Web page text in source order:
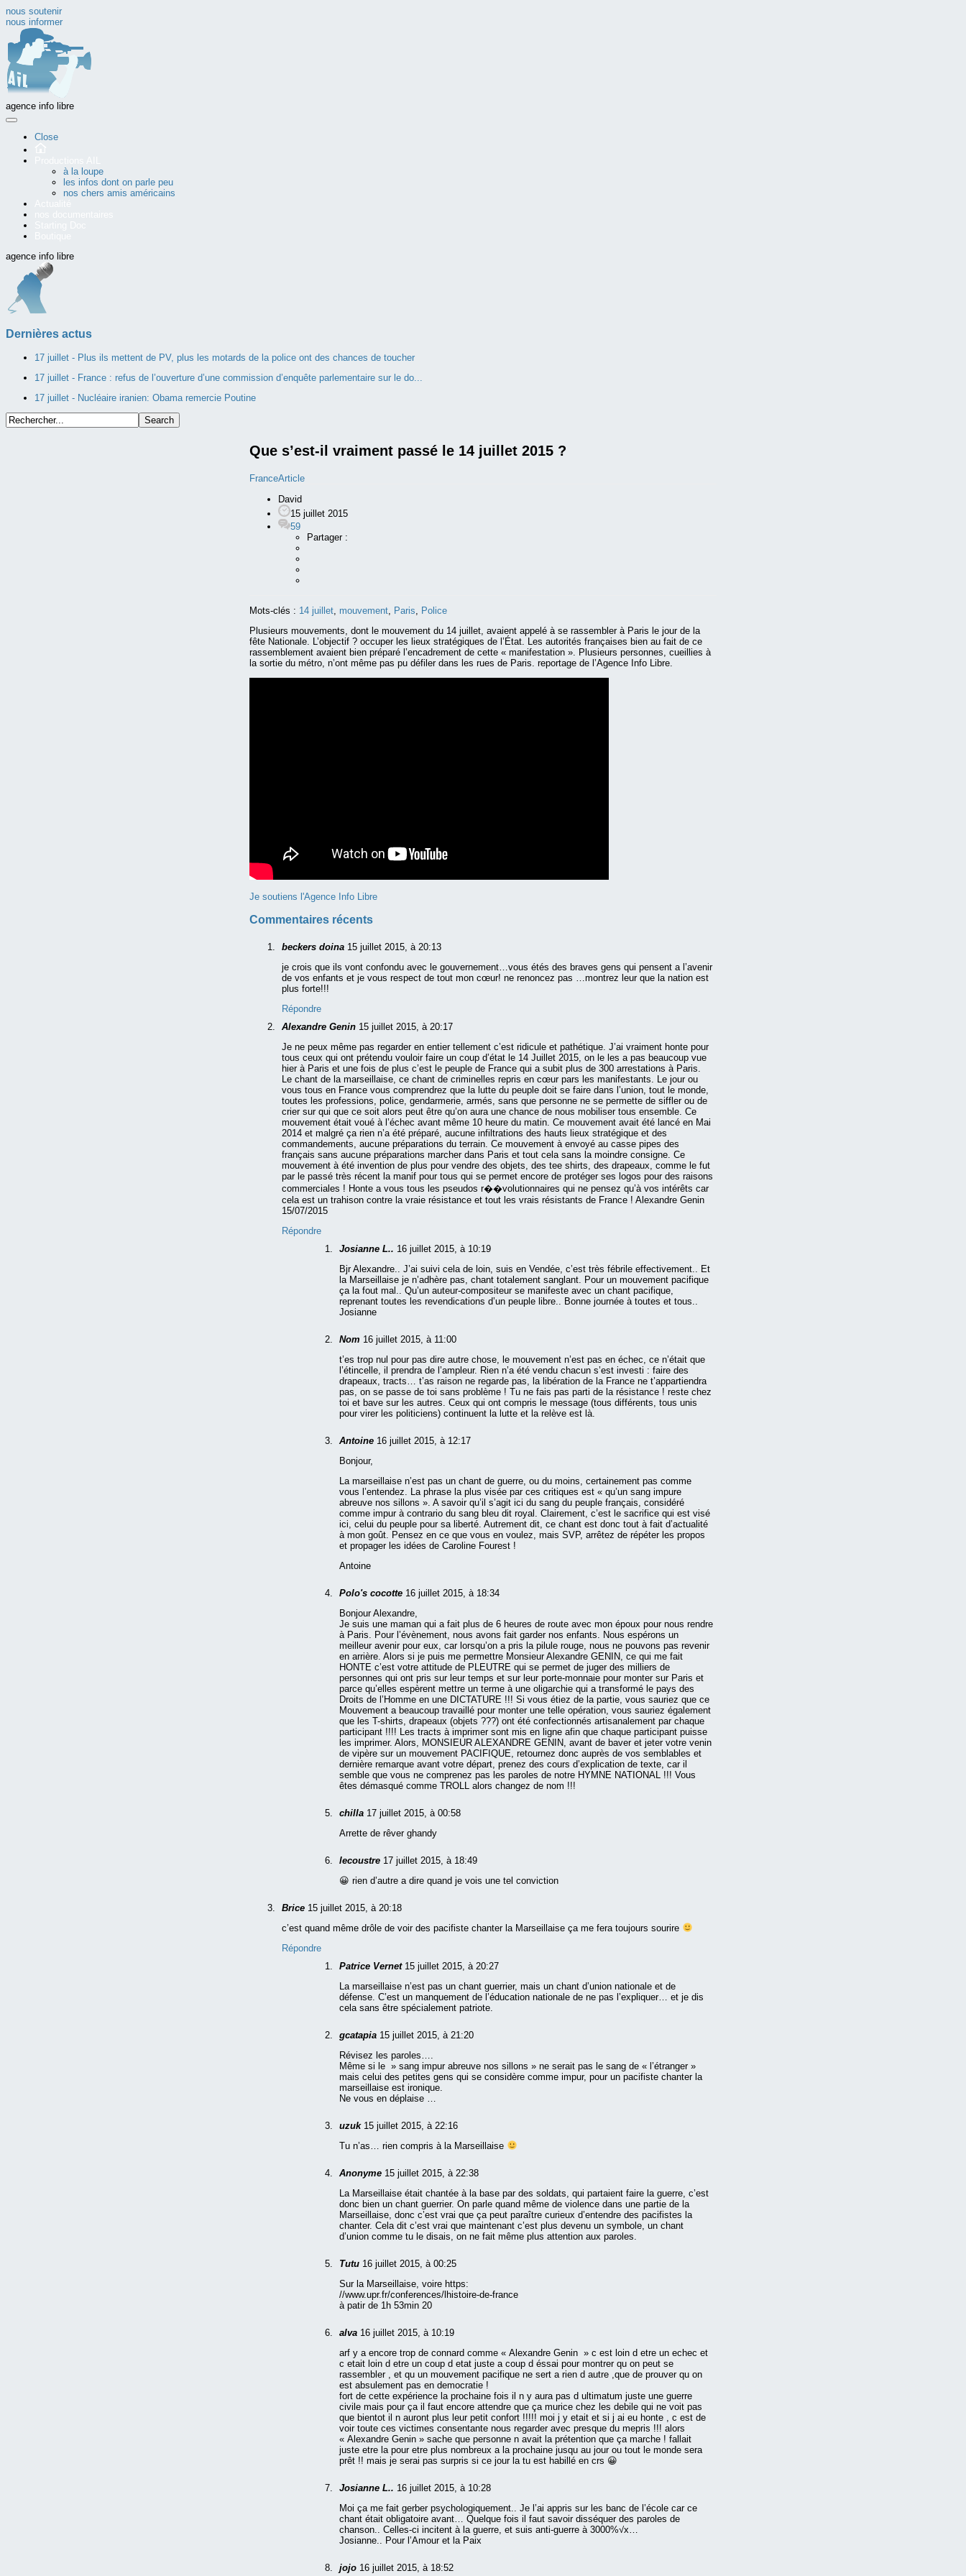
nous soutenir
nous informer
agence info libre
Close
à la loupe
les infos dont on parle peu
nos chers amis américains
agence info libre
Dernières actus
17 juillet - Plus ils mettent de PV, plus les motards de la police ont des chances de toucher
17 juillet - France : refus de l’ouverture d’une commission d’enquête parlementaire sur le do...
17 juillet - Nucléaire iranien: Obama remercie Poutine
Que s’est-il vraiment passé le 14 juillet 2015 ?
FranceArticle
David
15 juillet 2015
59
Partager :
Mots-clés : 14 juillet, mouvement, Paris, Police
Plusieurs mouvements, dont le mouvement du 14 juillet, avaient appelé à se rassembler à Paris le jour de la
fête Nationale. L’objectif ? occuper les lieux stratégiques de l’État. Les autorités françaises bien au fait de ce
rassemblement avaient bien préparé l’encadrement de cette « manifestation ». Plusieurs personnes, cueillies à
la sortie du métro, n’ont même pas pu défiler dans les rues de Paris. reportage de l’Agence Info Libre.
Je soutiens l'Agence Info Libre
Commentaires récents
beckers doina 15 juillet 2015, à 20:13
je crois que ils vont confondu avec le gouvernement…vous étés des braves gens qui pensent a l’avenir
de vos enfants et je vous respect de tout mon cœur! ne renoncez pas …montrez leur que la nation est
plus forte!!!
Répondre
Alexandre Genin 15 juillet 2015, à 20:17
Je ne peux même pas regarder en entier tellement c’est ridicule et pathétique. J’ai vraiment honte pour
tous ceux qui ont prétendu vouloir faire un coup d’état le 14 Juillet 2015, on le les a pas beaucoup vue
hier à Paris et une fois de plus c’est le peuple de France qui a subit plus de 300 arrestations à Paris.
Le chant de la marseillaise, ce chant de criminelles repris en cœur pars les manifestants. Le jour ou
vous tous en France vous comprendrez que la lutte du peuple doit se faire dans l’union, tout le monde,
toutes les professions, police, gendarmerie, armés, sans que personne ne se permette de siffler ou de
crier sur qui que ce soit alors peut être qu’on aura une chance de nous mobiliser tous ensemble. Ce
mouvement était voué à l’échec avant même 10 heure du matin. Ce mouvement avait été lancé en Mai
2014 et malgré ça rien n’a été préparé, aucune infiltrations des hauts lieux stratégique et des
commandements, aucune préparations du terrain. Ce mouvement à envoyé au casse pipes des
français sans aucune préparations marcher dans Paris et tout cela sans la moindre consigne. Ce
mouvement à été invention de plus pour vendre des objets, des tee shirts, des drapeaux, comme le fut
par le passé très récent la manif pour tous qui se permet encore de protéger ses logos pour des raisons
commerciales ! Honte a vous tous les pseudos r��volutionnaires qui ne pensez qu’à vos intérêts car
cela est un trahison contre la vraie résistance et tout les vrais résistants de France ! Alexandre Genin
15/07/2015
Répondre
Josianne L.. 16 juillet 2015, à 10:19
Bjr Alexandre.. J’ai suivi cela de loin, suis en Vendée, c’est très fébrile effectivement.. Et
la Marseillaise je n’adhère pas, chant totalement sanglant. Pour un mouvement pacifique
ça la fout mal.. Qu’un auteur-compositeur se manifeste avec un chant pacifique,
reprenant toutes les revendications d’un peuple libre.. Bonne journée à toutes et tous..
Josianne
Nom 16 juillet 2015, à 11:00
t’es trop nul pour pas dire autre chose, le mouvement n’est pas en échec, ce n’était que
l’étincelle, il prendra de l’ampleur. Rien n’a été vendu chacun s’est investi : faire des
drapeaux, tracts… t’as raison ne regarde pas, la libération de la France ne t’appartiendra
pas, on se passe de toi sans problème ! Tu ne fais pas parti de la résistance ! reste chez
toi et bave sur les autres. Ceux qui ont compris le message (tous différents, tous unis
pour virer les politiciens) continuent la lutte et la relève est là.
Antoine 16 juillet 2015, à 12:17
Bonjour,
La marseillaise n’est pas un chant de guerre, ou du moins, certainement pas comme
vous l’entendez. La phrase la plus visée par ces critiques est « qu’un sang impure
abreuve nos sillons ». A savoir qu’il s’agit ici du sang du peuple français, considéré
comme impur à contrario du sang bleu dit royal. Clairement, c’est le sacrifice qui est visé
ici, celui du peuple pour sa liberté. Autrement dit, ce chant est donc tout à fait d’actualité
à mon goût. Pensez en ce que vous en voulez, mais SVP, arrêtez de répéter les propos
et propager les idées de Caroline Fourest !
Antoine
Polo's cocotte 16 juillet 2015, à 18:34
Bonjour Alexandre,
Je suis une maman qui a fait plus de 6 heures de route avec mon époux pour nous rendre
à Paris. Pour l’évènement, nous avons fait garder nos enfants. Nous espérons un
meilleur avenir pour eux, car lorsqu’on a pris la pilule rouge, nous ne pouvons pas revenir
en arrière. Alors si je puis me permettre Monsieur Alexandre GENIN, ce qui me fait
HONTE c’est votre attitude de PLEUTRE qui se permet de juger des milliers de
personnes qui ont pris sur leur temps et sur leur porte-monnaie pour monter sur Paris et
parce qu’elles espèrent mettre un terme à une oligarchie qui a transformé le pays des
Droits de l’Homme en une DICTATURE !!! Si vous étiez de la partie, vous sauriez que ce
Mouvement a beaucoup travaillé pour monter une telle opération, vous sauriez également
que les T-shirts, drapeaux (objets ???) ont été confectionnés artisanalement par chaque
participant !!!! Les tracts à imprimer sont mis en ligne afin que chaque participant puisse
les imprimer. Alors, MONSIEUR ALEXANDRE GENIN, avant de baver et jeter votre venin
de vipère sur un mouvement PACIFIQUE, retournez donc auprès de vos semblables et
dernière remarque avant votre départ, prenez des cours d’explication de texte, car il
semble que vous ne comprenez pas les paroles de notre HYMNE NATIONAL !!! Vous
êtes démasqué comme TROLL alors changez de nom !!!
chilla 17 juillet 2015, à 00:58
Arrette de rêver ghandy
lecoustre 17 juillet 2015, à 18:49
😀 rien d’autre a dire quand je vois une tel conviction
Brice 15 juillet 2015, à 20:18
c’est quand même drôle de voir des pacifiste chanter la Marseillaise ça me fera toujours sourire
Répondre
Patrice Vernet 15 juillet 2015, à 20:27
La marseillaise n’est pas un chant guerrier, mais un chant d’union nationale et de
défense. C’est un manquement de l’éducation nationale de ne pas l’expliquer… et je dis
cela sans être spécialement patriote.
gcatapia 15 juillet 2015, à 21:20
Révisez les paroles….
Même si le » sang impur abreuve nos sillons » ne serait pas le sang de « l’étranger »
mais celui des petites gens qui se considère comme impur, pour un pacifiste chanter la
marseillaise est ironique.
Ne vous en déplaise …
uzuk 15 juillet 2015, à 22:16
Tu n’as… rien compris à la Marseillaise
Anonyme 15 juillet 2015, à 22:38
La Marseillaise était chantée à la base par des soldats, qui partaient faire la guerre, c’est
donc bien un chant guerrier. On parle quand même de violence dans une partie de la
Marseillaise, donc c’est vrai que ça peut paraître curieux d’entendre des pacifistes la
chanter. Cela dit c’est vrai que maintenant c’est plus devenu un symbole, un chant
d’union comme tu le disais, on ne fait même plus attention aux paroles.
Tutu 16 juillet 2015, à 00:25
Sur la Marseillaise, voire https:
//www.upr.fr/conferences/lhistoire-de-france
à patir de 1h 53min 20
alva 16 juillet 2015, à 10:19
arf y a encore trop de connard comme « Alexandre Genin » c est loin d etre un echec et
c etait loin d etre un coup d etat juste a coup d éssai pour montrer qu on peut se
rassembler , et qu un mouvement pacifique ne sert a rien d autre ,que de prouver qu on
est absulement pas en democratie !
fort de cette expérience la prochaine fois il n y aura pas d ultimatum juste une guerre
civile mais pour ça il faut encore attendre que ça murice chez les debile qui ne voit pas
que bientot il n auront plus leur petit confort !!!!! moi j y etait et si j ai eu honte , c est de
voir toute ces victimes consentante nous regarder avec presque du mepris !!! alors
« Alexandre Genin » sache que personne n avait la prétention que ça marche ! fallait
juste etre la pour etre plus nombreux a la prochaine jusqu au jour ou tout le monde sera
prêt !! mais je serai pas surpris si ce jour la tu est habillé en crs 😀
Josianne L.. 16 juillet 2015, à 10:28
Moi ça me fait gerber psychologiquement.. Je l’ai appris sur les banc de l’école car ce
chant était obligatoire avant… Quelque fois il faut savoir disséquer des paroles de
chanson.. Celles-ci incitent à la guerre, et suis anti-guerre à 3000%√x…
Josianne.. Pour l’Amour et la Paix
jojo 16 juillet 2015, à 18:52